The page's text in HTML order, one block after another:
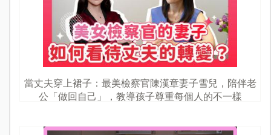
當丈夫穿上裙子：最美檢察官陳漢章妻子雪兒，陪伴老
公「做回自己」，教導孩子尊重每個人的不一樣